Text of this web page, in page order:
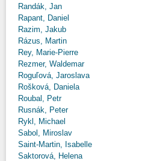
Randák, Jan
Rapant, Daniel
Razim, Jakub
Rázus, Martin
Rey, Marie-Pierre
Rezmer, Waldemar
Roguľová, Jaroslava
Rošková, Daniela
Roubal, Petr
Rusnák, Peter
Rykl, Michael
Sabol, Miroslav
Saint-Martin, Isabelle
Saktorová, Helena